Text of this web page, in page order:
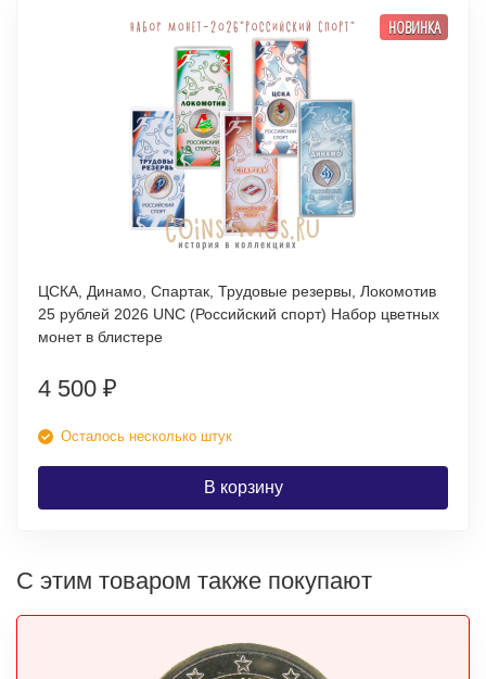
НОВИНКА
ЦСКА, Динамо, Спартак, Трудовые резервы, Локомотив
25 рублей 2026 UNC (Российский спорт) Набор цветных
монет в блистере
4 500 ₽
Осталось несколько штук
В корзину
С этим товаром также покупают